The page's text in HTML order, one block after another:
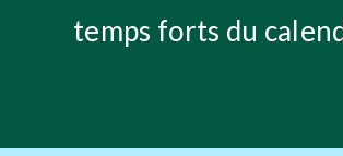
temps forts du